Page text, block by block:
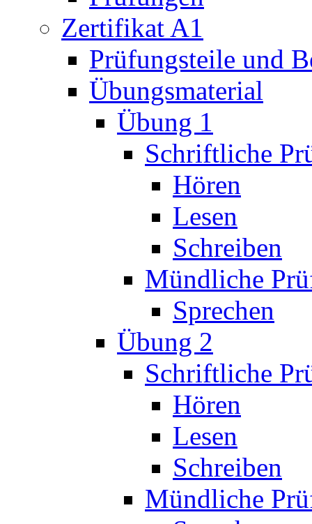
Zertifikat A1
Prüfungsteile und
Übungsmaterial
Übung 1
Schriftliche
Hören
Lesen
Schreiben
Mündliche
Sprechen
Übung 2
Schriftliche
Hören
Lesen
Schreiben
Mündliche